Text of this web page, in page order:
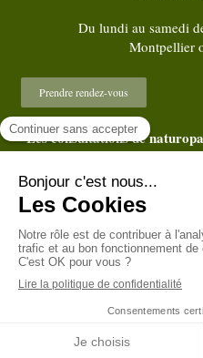
Du lundi au samedi
Montpellier
Prendre rendez-vous
Les consultations de
cas au diagnostic
©2018 Christine VIGNY -
Création et référencement du site
Site partenaire deAnnuaire